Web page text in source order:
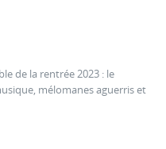
de la rentrée 2023 : le
mélomanes aguerris et